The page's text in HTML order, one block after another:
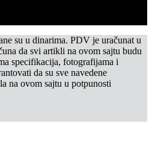
su u dinarima. PDV je uračunat u
da svi artikli na ovom sajtu budu
specifikacija, fotografijama i
da su sve navedene
na ovom sajtu u potpunosti